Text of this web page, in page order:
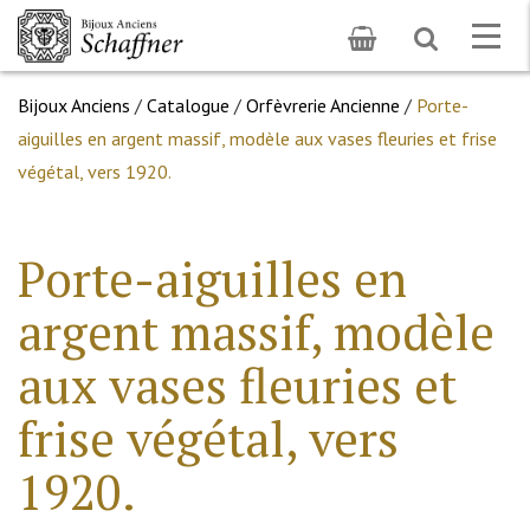
Toggle
search
Bijoux Anciens / Catalogue / Orfèvrerie Ancienne / Porte-
aiguilles en argent massif, modèle aux vases fleuries et frise
végétal, vers 1920.
Porte-aiguilles en
argent massif, modèle
aux vases fleuries et
frise végétal, vers
1920.